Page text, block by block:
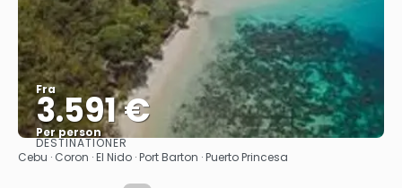
Fra
3.591 €
Per person
Se
DESTINATIONER
Cebu · Coron · El Nido · Port Barton · Puerto Princesa